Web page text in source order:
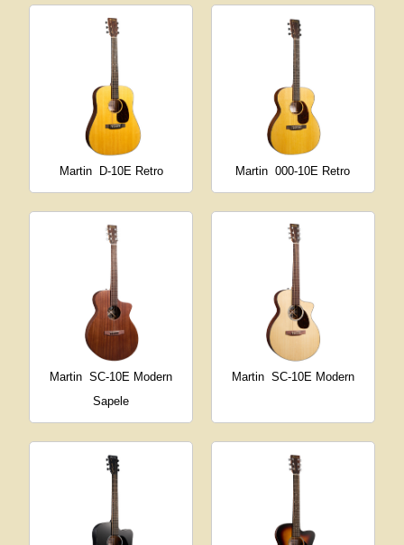
Martin D-10E Retro Martin 000-10E Retro
Martin SC-10E Modern
Sapele
Martin SC-10E Modern